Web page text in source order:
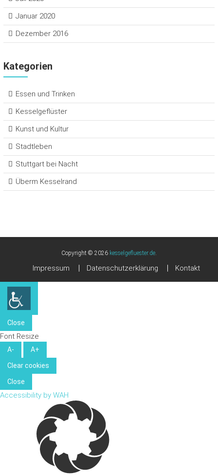
Januar 2020
Dezember 2016
Kategorien
Essen und Trinken
Kesselgeflüster
Kunst und Kultur
Stadtleben
Stuttgart bei Nacht
Überm Kesselrand
Copyright © 2026 kesselgefluester.de.
Impressum Datenschutzerklärung Kontakt
Close
Font Resize
A- A+
Clear cookies
Close
Accessibility by WAH